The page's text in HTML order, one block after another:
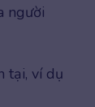
người
tại, ví dụ